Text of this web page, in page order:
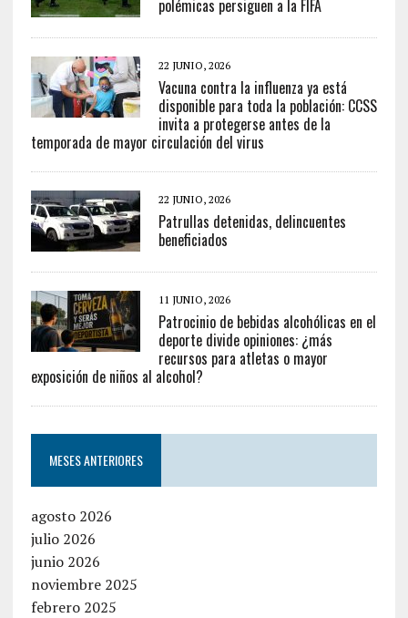
polémicas persiguen a la FIFA
22 JUNIO, 2026
Vacuna contra la influenza ya está
disponible para toda la población: CCSS
invita a protegerse antes de la
temporada de mayor circulación del virus
22 JUNIO, 2026
Patrullas detenidas, delincuentes
beneficiados
11 JUNIO, 2026
Patrocinio de bebidas alcohólicas en el
deporte divide opiniones: ¿más
recursos para atletas o mayor
exposición de niños al alcohol?
MESES ANTERIORES
agosto 2026
julio 2026
junio 2026
noviembre 2025
febrero 2025